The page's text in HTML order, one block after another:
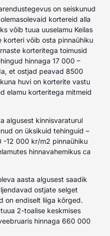
on seiskunud
kortereid alla
võib tuua uuselamu Keilas
korteri võib osta pinnaühiku
korteritega toimusid
hinnaga 17 000 –
et ostjad peavad 8500
huvi on korterite vastu
elamu korteritega mitmeid
algusest kinnisvaraturul
on üksikuid tehinguid –
-12 000 kr/m2 pinnaühiku
hinnavahemikus ca
aasta algusest saadik
ostjate selget
on endiselt liiga kõrged.
2-toalise keskmises
hinnaga 660 000